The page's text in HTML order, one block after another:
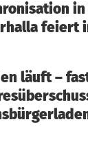
in
feiert
läuft –